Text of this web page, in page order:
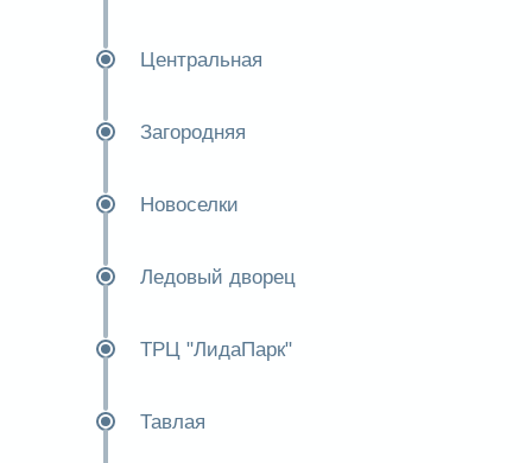
Центральная
Загородняя
Новоселки
Ледовый дворец
ТРЦ "ЛидаПарк"
Тавлая